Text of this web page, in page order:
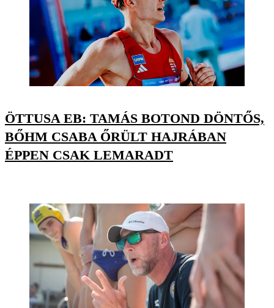
ÖTTUSA EB: TAMÁS BOTOND DÖNTŐS,
BŐHM CSABA ŐRÜLT HAJRÁBAN
ÉPPEN CSAK LEMARADT